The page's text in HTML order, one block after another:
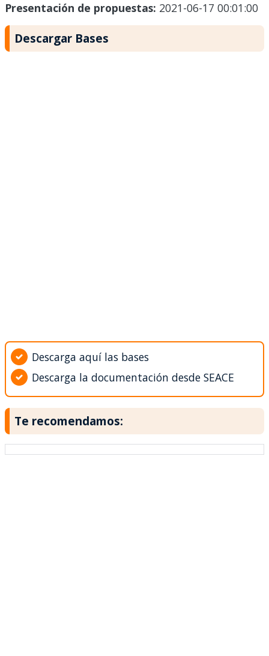
Presentación de propuestas: 2021-06-17 00:01:00
Descargar Bases
Descarga aquí las bases
Descarga la documentación desde SEACE
Te recomendamos: